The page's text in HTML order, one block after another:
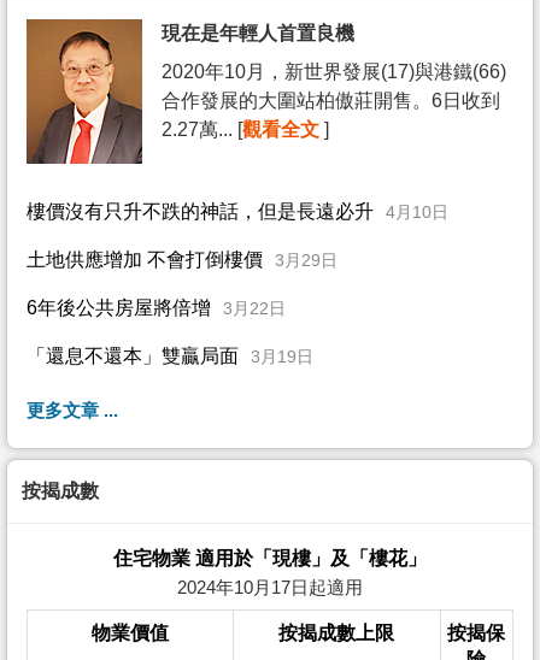
現在是年輕人首置良機
2020年10月，新世界發展(17)與港鐵(66)
合作發展的大圍站柏傲莊開售。6日收到
2.27萬... [觀看全文 ]
樓價沒有只升不跌的神話，但是長遠必升 4月10日
土地供應增加 不會打倒樓價 3月29日
6年後公共房屋將倍增 3月22日
「還息不還本」雙贏局面 3月19日
更多文章 ...
按揭成數
住宅物業 適用於「現樓」及「樓花」
2024年10月17日起適用
物業價值 按揭成數上限
按揭保